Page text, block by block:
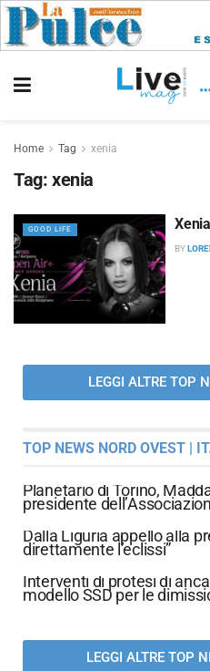
Home Tag xenia
Tag: xenia
GOOD LIFE
BY
LEGGI ALTRE TOP
TOP NEWS NORD OVEST |
Planetario di Torino,
presidente
Dalla Liguria appello alla
direttamente l’eclissi”
Interventi di protesi di
modello SSD per le
LEGGI ALTRE TOP